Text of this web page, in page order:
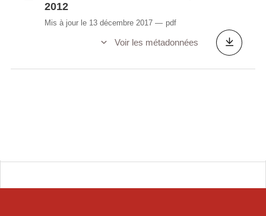
2012
Mis à jour le 13 décembre 2017 pdf
Voir les métadonnées